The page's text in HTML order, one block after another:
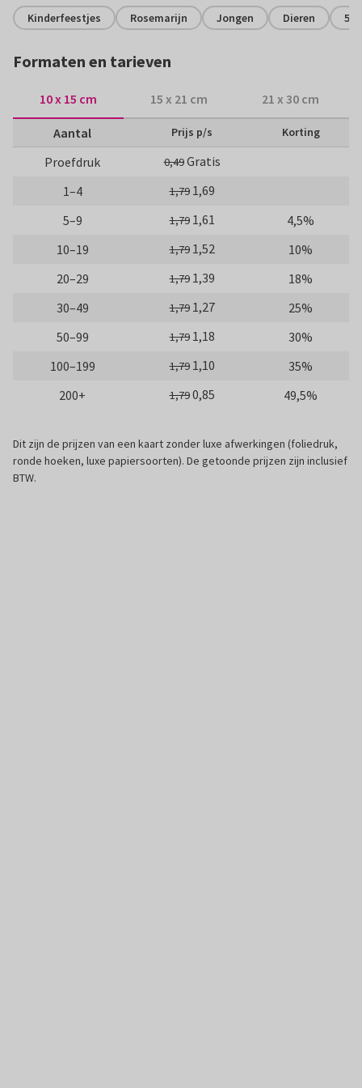
Kinderfeestjes Rosemarijn Jongen Dieren 5
Formaten en tarieven
10 x 15 cm 15 x 21 cm 21 x 30 cm
Aantal Prijs p/s Korting
Proefdruk 0,49Gratis
1–4
1,79 1,69
5–9
1,79 1,61
4,5%
10–19
1,79 1,52
10%
20–29
1,79 1,39
18%
30–49
1,79 1,27
25%
50–99
1,79 1,18
30%
100–199
1,79 1,10
35%
200+
1,790,85 49,5%
Dit zijn de prijzen van een kaart zonder luxe afwerkingen (foliedruk,
ronde hoeken, luxe papiersoorten). De getoonde prijzen zijn inclusief
BTW.